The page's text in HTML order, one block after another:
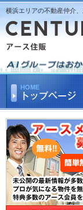
横浜エリアの不動産仲介